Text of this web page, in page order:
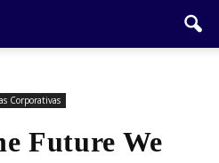
Corporativas
Future We